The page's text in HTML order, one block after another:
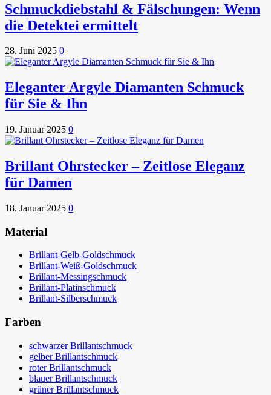
Schmuckdiebstahl & Fälschungen: Wenn
die Detektei ermittelt
28. Juni 2025 0
Eleganter Argyle Diamanten Schmuck
für Sie & Ihn
19. Januar 2025 0
Brillant Ohrstecker – Zeitlose Eleganz
für Damen
18. Januar 2025 0
Material
Brillant-Gelb-Goldschmuck
Brillant-Weiß-Goldschmuck
Brillant-Messingschmuck
Brillant-Platinschmuck
Brillant-Silberschmuck
Farben
schwarzer Brillantschmuck
gelber Brillantschmuck
roter Brillantschmuck
blauer Brillantschmuck
grüner Brillantschmuck